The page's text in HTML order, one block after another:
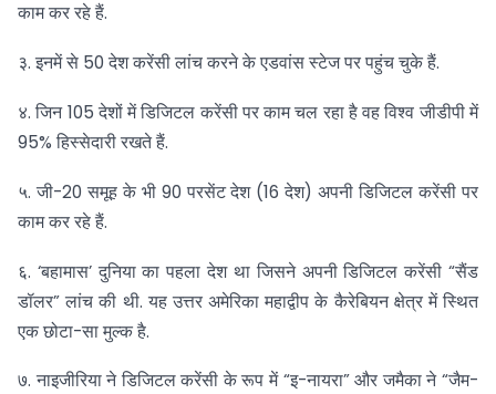
काम कर रहे हैं.
३. इनमें से 50 देश करेंसी लांच करने के एडवांस स्टेज पर पहुंच चुके हैं.
४. जिन 105 देशों में डिजिटल करेंसी पर काम चल रहा है वह विश्व जीडीपी में
95% हिस्सेदारी रखते हैं.
५. जी-20 समूह के भी 90 परसेंट देश (16 देश) अपनी डिजिटल करेंसी पर
काम कर रहे हैं.
६. ‘बहामास’ दुनिया का पहला देश था जिसने अपनी डिजिटल करेंसी “सैंड
डॉलर” लांच की थी. यह उत्तर अमेरिका महाद्वीप के कैरेबियन क्षेत्र में स्थित
एक छोटा-सा मुल्क है.
७. नाइजीरिया ने डिजिटल करेंसी के रूप में “इ-नायरा” और जमैका ने “जैम-